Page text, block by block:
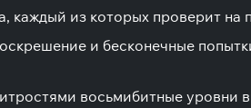
каждый из которых проверит
и бесконечные
восьмибитные уровни